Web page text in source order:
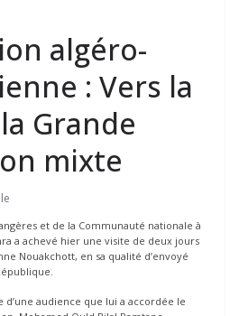
algéro-
: Vers la
Grande
mixte
et de la Communauté nationale à
a achevé hier une visite de deux jours
Nouakchott, en sa qualité d’envoyé
d’une audience que lui a accordée le